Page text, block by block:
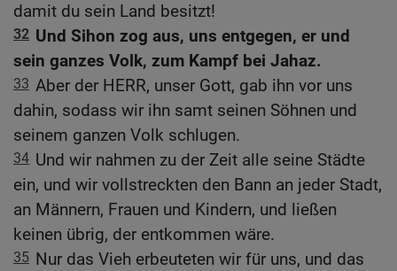
damit du sein Land besitzt!
32 Und Sihon zog aus, uns entgegen, er und
sein ganzes Volk, zum Kampf bei Jahaz.
33 Aber der HERR, unser Gott, gab ihn vor uns
dahin, sodass wir ihn samt seinen Söhnen und
seinem ganzen Volk schlugen.
34 Und wir nahmen zu der Zeit alle seine Städte
ein, und wir vollstreckten den Bann an jeder Stadt,
an Männern, Frauen und Kindern, und ließen
keinen übrig, der entkommen wäre.
35 Nur das Vieh erbeuteten wir für uns, und das